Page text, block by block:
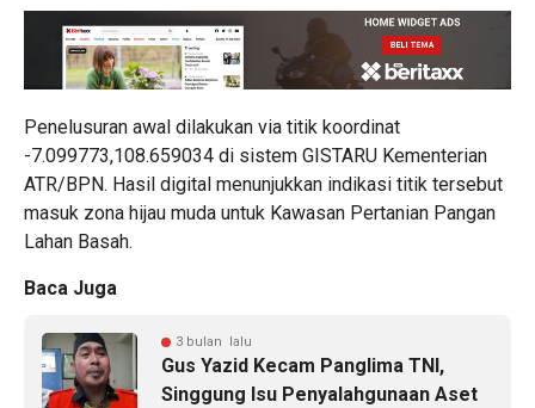
Penelusuran awal dilakukan via titik koordinat
-7.099773,108.659034 di sistem GISTARU Kementerian
ATR/BPN. Hasil digital menunjukkan indikasi titik tersebut
masuk zona hijau muda untuk Kawasan Pertanian Pangan
Lahan Basah.
Baca Juga
3 bulan lalu
Gus Yazid Kecam Panglima TNI,
Singgung Isu Penyalahgunaan Aset